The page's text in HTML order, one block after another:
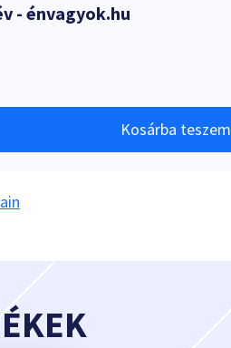
- énvagyok.hu
Kosárba teszem